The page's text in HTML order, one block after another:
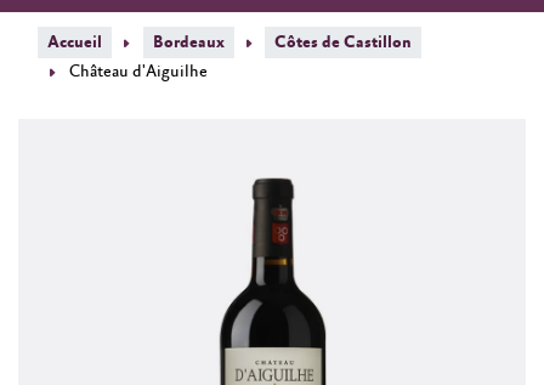
Accueil Bordeaux
Côtes de Castillon
Château d'Aiguilhe